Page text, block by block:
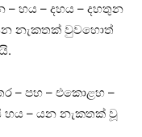
හය – දහය – දහතුන
නැකතක්‌ වුවහොත්
– පහ – එකොළහ –
හය – යන නැකතක්‌ වූ